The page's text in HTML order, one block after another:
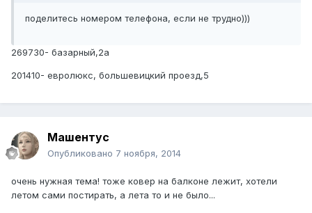
поделитесь номером телефона, если не трудно)))
269730- базарный,2а
201410- евролюкс, большевицкий проезд,5
Машентус
Опубликовано 7 ноября, 2014
очень нужная тема! тоже ковер на балконе лежит, хотели
летом сами постирать, а лета то и не было...